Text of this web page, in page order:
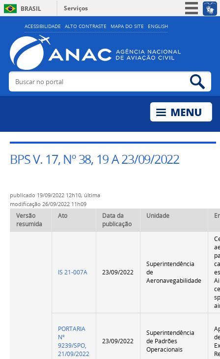
ACESSIBILIDADE ALTO CONTRASTE MAPA DO SITE ENGLISH
BRASIL
Serviços
Simplifique!
Acesso à informação
Legislação
Buscar no portal
BPS V. 17, Nº 38, 19 A 23/09/2022
publicado 19/09/2022 12h10, última
modificação 26/09/2022 11h09
Versão
resumida
Ato
Data da
publicação
Unidade
IS 21-007A 23/09/2022
Superintendência
de
Aeronavegabilidade
PORTARIA
Nº
9239/SPO,
21/09/2022
23/09/2022
Superintendência
de Padrões
Operacionais